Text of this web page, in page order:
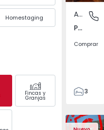
Homestaging
Fincas y
Granjas
Póvoa
Apartamento
Póvoa de Varzim, Beiriz e Argivai, Porto
Comprar
3
138
153
Apartamento T2